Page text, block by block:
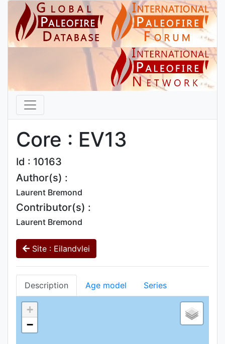
Core : EV13
Id : 10163
Author(s) :
Laurent Bremond
Contributor(s) :
Laurent Bremond
Site : Eilandvlei
Description Age model Series
+
−